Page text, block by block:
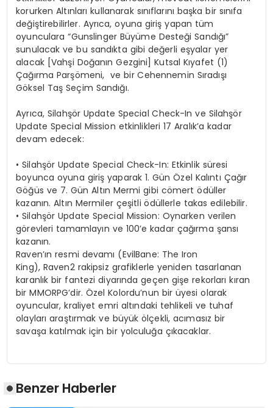
korurken Altınları kullanarak sınıflarını başka bir sınıfa
değiştirebilirler. Ayrıca, oyuna giriş yapan tüm
oyunculara “Gunslinger Büyüme Desteği Sandığı”
sunulacak ve bu sandıkta gibi değerli eşyalar yer
alacak [Vahşi Doğanın Gezgini] Kutsal Kıyafet (1)
Çağırma Parşömeni, ve bir Cehennemin Sıradışı
Göksel Taş Seçim Sandığı.
Ayrıca, Silahşör Update Special Check-In ve Silahşör
Update Special Mission etkinlikleri 17 Aralık’a kadar
devam edecek:
•Silahşör Update Special Check-In: Etkinlik süresi
boyunca oyuna giriş yaparak 1. Gün Özel Kalıntı Çağır
Göğüs ve 7. Gün Altın Mermi gibi cömert ödüller
kazanın. Altın Mermiler çeşitli ödüllerle takas edilebilir.
•Silahşör Update Special Mission: Oynarken verilen
görevleri tamamlayın ve 100’e kadar çağırma şansı
kazanın.
Raven’ın resmi devamı (EvilBane: The Iron
King), Raven2rakipsiz grafiklerle yeniden tasarlanan
karanlık bir fantezi diyarında geçen gişe rekorları kıran
bir MMORPG’dir. Özel Kolordu’nun bir üyesi olarak
oyuncular, kraliyet emri altındaki tehlikeli ve tuhaf
olayları araştırmak ve büyük ölçekli, acımasız bir
savaşa katılmak için bir yolculuğa çıkacaklar.
Benzer Haberler